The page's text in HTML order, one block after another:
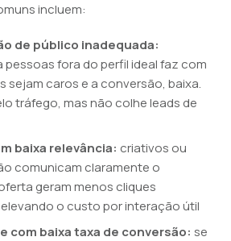
incluem:
de público inadequada:
pessoas fora do perfil ideal faz com
sejam caros e a conversão, baixa.
tráfego, mas não colhe leads de
baixa relevância: criativos ou
comunicam claramente o
geram menos cliques
o custo por interação útil
com baixa taxa de conversão: se